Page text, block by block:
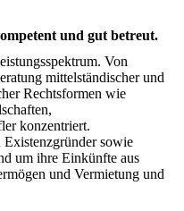
und gut betreut.
Von
mittelständischer und
Rechtsformen wie
konzentriert.
Existenzgründer sowie
um ihre Einkünfte aus
und Vermietung und